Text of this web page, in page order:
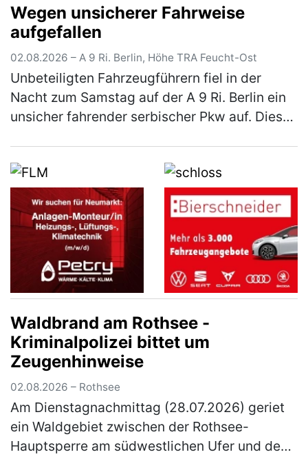
einem auf dem rechte… (mehr)
Wegen unsicherer Fahrweise
aufgefallen
02.08.2026 – A 9 Ri. Berlin, Höhe TRA Feucht-Ost
Unbeteiligten Fahrzeugführern fiel in der
Nacht zum Samstag auf der A 9 Ri. Berlin ein
unsicher fahrender serbischer Pkw auf. Dieser
Waldbrand am Rothsee -
Kriminalpolizei bittet um
Zeugenhinweise
02.08.2026 – Rothsee
Am Dienstagnachmittag (28.07.2026) geriet
ein Waldgebiet zwischen der Rothsee-
Hauptsperre am südwestlichen Ufer und dem